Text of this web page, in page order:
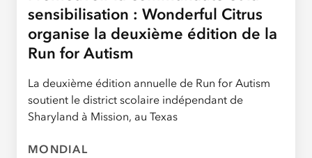
sensibilisation : Wonderful Citrus
organise la deuxième édition de la
Run for Autism
La deuxième édition annuelle de Run for Autism
soutient le district scolaire indépendant de
Sharyland à Mission, au Texas
MONDIAL